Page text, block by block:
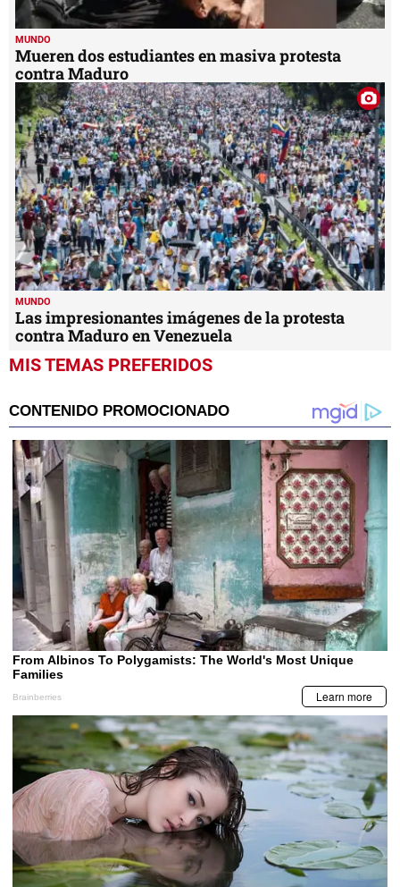
MUNDO
Mueren dos estudiantes en masiva protesta
contra Maduro
MUNDO
Las impresionantes imágenes de la protesta
contra Maduro en Venezuela
MIS TEMAS PREFERIDOS